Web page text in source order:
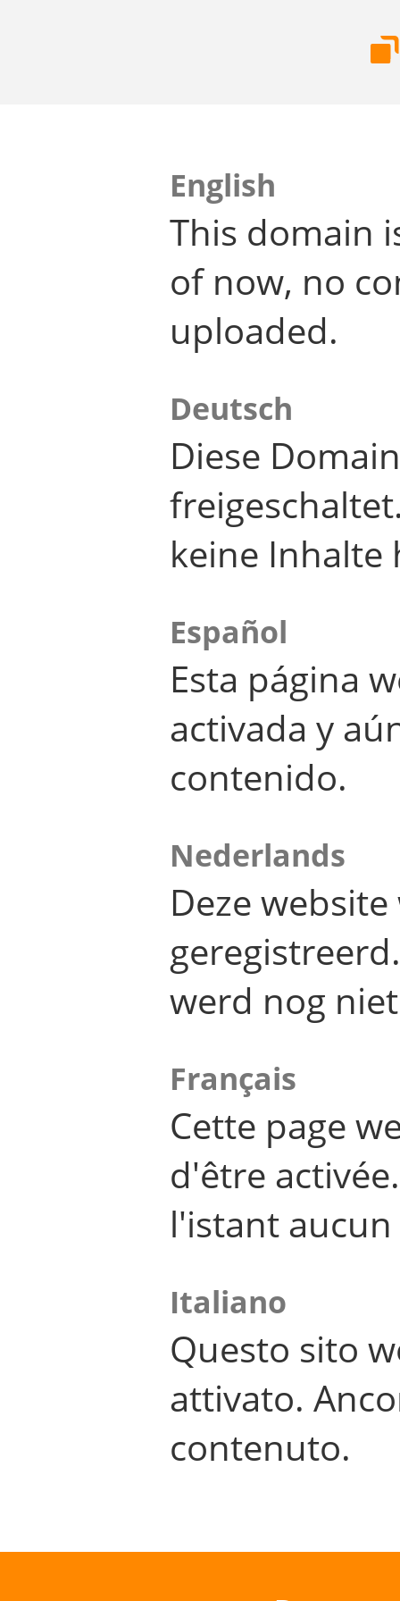
English
This domain
of now, no
uploaded.
Deutsch
Diese
keine Inhalte
Español
Esta página
activada y
contenido.
Nederlands
Deze
werd nog
Français
Cette page
d'être
l'istant
Italiano
Questo sito
attivato.
contenuto.